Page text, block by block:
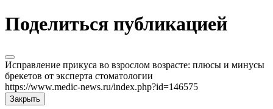
Поделиться публикацией
Исправление прикуса во взрослом возрасте: плюсы и минусы
брекетов от эксперта стоматологии
https://www.medic-news.ru/index.php?id=146575
Закрыть